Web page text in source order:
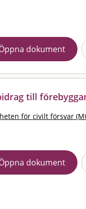
dokument
till
för civilt försvar
dokument